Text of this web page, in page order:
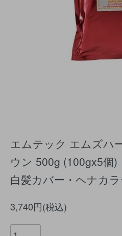
エムテック エムズハ
ウン 500g (100gx5個)
白髪カバー・ヘナカ
3,740円(税込)